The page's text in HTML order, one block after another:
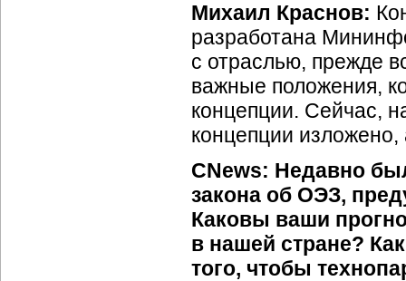
Михаил Краснов:
разработана
с отраслью, прежде
важные положения,
концепции. Сейчас,
концепции изложено,
CNews: Недавно
закона об ОЭЗ,
Каковы ваши
в нашей стране?
того, чтобы